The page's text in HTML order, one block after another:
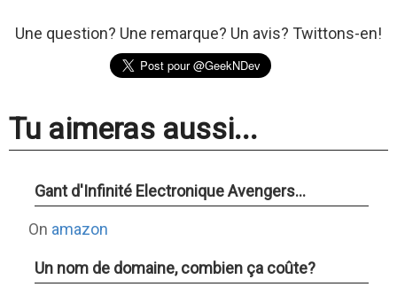
Une question? Une remarque? Un avis? Twittons-en!
Tu aimeras aussi...
Gant d'Infinité Electronique Avengers...
On amazon
Un nom de domaine, combien ça coûte?